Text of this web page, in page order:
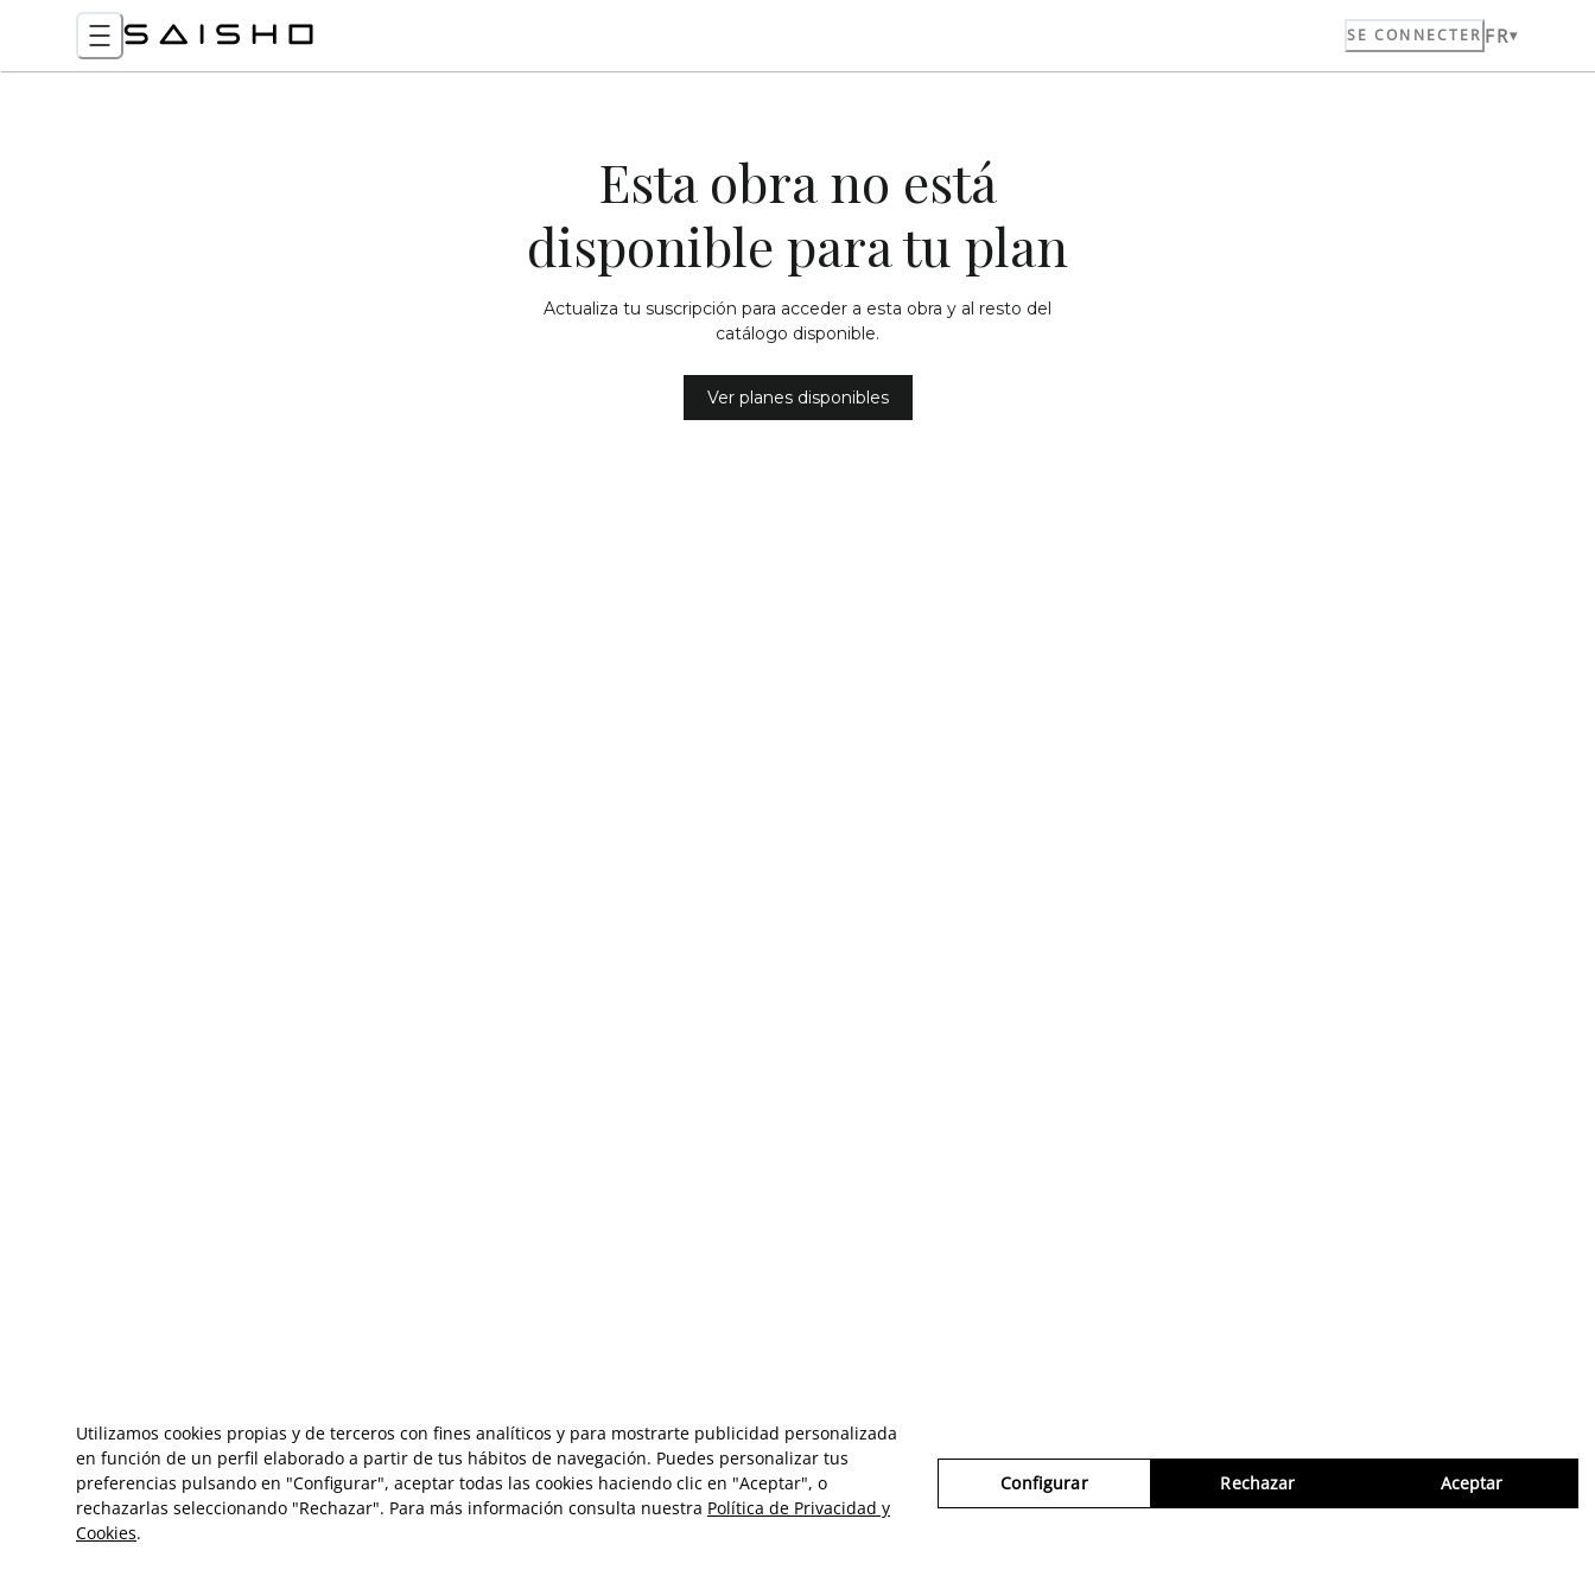
SE CONNECTER FR
Esta obra no está
disponible para tu plan
Actualiza tu suscripción para acceder a esta obra y al resto del
catálogo disponible.
Ver planes disponibles
Utilizamos cookies propias y de terceros con fines analíticos y para mostrarte publicidad personalizada
en función de un perfil elaborado a partir de tus hábitos de navegación. Puedes personalizar tus
preferencias pulsando en "Configurar", aceptar todas las cookies haciendo clic en "Aceptar", o
rechazarlas seleccionando "Rechazar". Para más información consulta nuestra Política de Privacidad y
Cookies.
Configurar Rechazar Aceptar